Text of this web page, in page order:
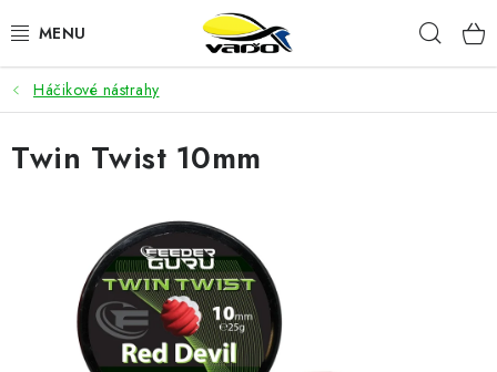
na
ŽIVÁ NÁSTRAHA
BIŽUTÉRIA
NÁSTRAHY A KRMIVÁ
VLASCE
Háčikové nástrahy
Twin Twist 10mm